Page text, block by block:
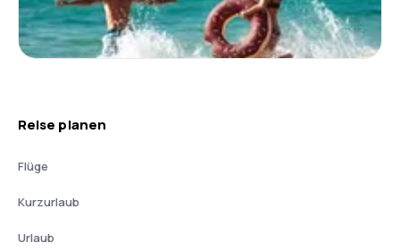
Reise planen
Flüge
Kurzurlaub
Urlaub